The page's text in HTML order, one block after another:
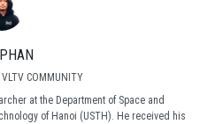
VLTV COMMUNITY
at the Department of Space and
of Hanoi (USTH). He received his